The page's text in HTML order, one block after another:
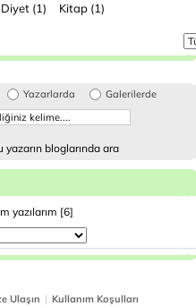
(1)
Kitap (1)
Yazarlarda Galerilerde
yazarın bloglarında ara
yazılarım [6]
Ulaşın | Kullanım Koşulları